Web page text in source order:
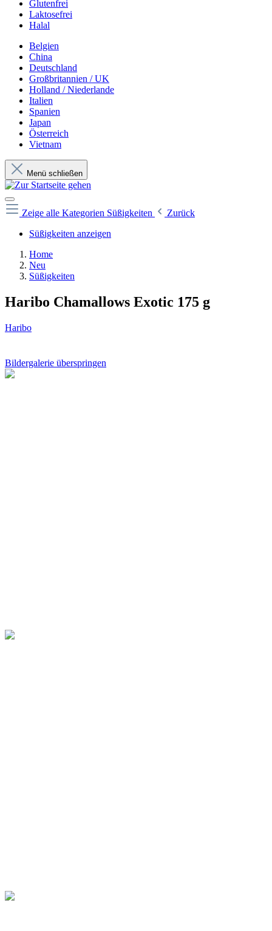
Glutenfrei
Laktosefrei
Halal
Belgien
China
Deutschland
Großbritannien / UK
Holland / Niederlande
Italien
Spanien
Japan
Österreich
Vietnam
Menü schließen
Zeige alle Kategorien Süßigkeiten
Zurück
Süßigkeiten anzeigen
Home
Neu
Süßigkeiten
Haribo Chamallows Exotic 175 g
Haribo
Bildergalerie überspringen